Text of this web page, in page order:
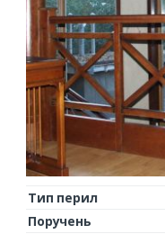
Тип перил
Поручень